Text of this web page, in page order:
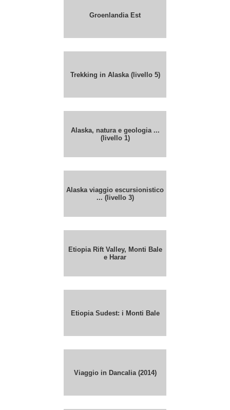
Groenlandia Est
Trekking in Alaska (livello 5)
Alaska, natura e geologia ...
(livello 1)
Alaska viaggio escursionistico
... (livello 3)
Etiopia Rift Valley, Monti Bale
e Harar
Etiopia Sudest: i Monti Bale
Viaggio in Dancalia (2014)